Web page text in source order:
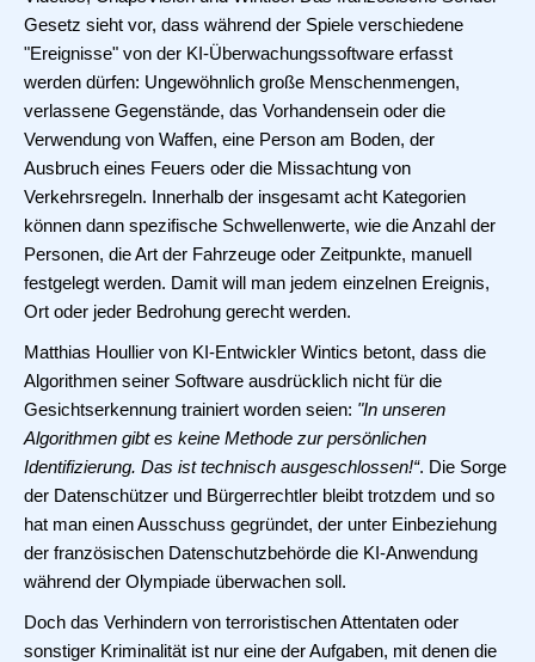
Gesetz sieht vor, dass während der Spiele verschiedene
"Ereignisse" von der KI-Überwachungssoftware erfasst
werden dürfen: Ungewöhnlich große Menschenmengen,
verlassene Gegenstände, das Vorhandensein oder die
Verwendung von Waffen, eine Person am Boden, der
Ausbruch eines Feuers oder die Missachtung von
Verkehrsregeln. Innerhalb der insgesamt acht Kategorien
können dann spezifische Schwellenwerte, wie die Anzahl der
Personen, die Art der Fahrzeuge oder Zeitpunkte, manuell
festgelegt werden. Damit will man jedem einzelnen Ereignis,
Ort oder jeder Bedrohung gerecht werden.
Matthias Houllier von KI-Entwickler Wintics betont, dass die
Algorithmen seiner Software ausdrücklich nicht für die
Gesichtserkennung trainiert worden seien: "In unseren
Algorithmen gibt es keine Methode zur persönlichen
Identifizierung. Das ist technisch ausgeschlossen!“. Die Sorge
der Datenschützer und Bürgerrechtler bleibt trotzdem und so
hat man einen Ausschuss gegründet, der unter Einbeziehung
der französischen Datenschutzbehörde die KI-Anwendung
während der Olympiade überwachen soll.
Doch das Verhindern von terroristischen Attentaten oder
sonstiger Kriminalität ist nur eine der Aufgaben, mit denen die